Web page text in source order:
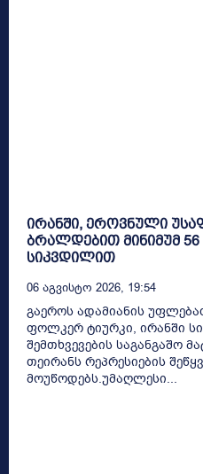
ირანში, ეროვნული
ბრალდებით მინიმუმ 56
სიკვდილით
06 Აგვისტო 2026, 19:54
გაეროს ადამიანის
ფოლკერ ტიურკი, ირანში
შემთხვევების საგანგაშო
თეირანს რეპრესიების
მოუწოდებს.უმაღლესი...